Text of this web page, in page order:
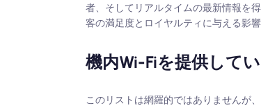
者、そしてリアルタイムの最新情報を
客の満足度とロイヤルティに与える影響
機内Wi-Fiを提供して
このリストは網羅的ではありませんが、